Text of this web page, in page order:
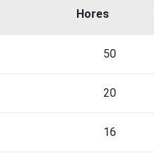
Hores
50
20
16